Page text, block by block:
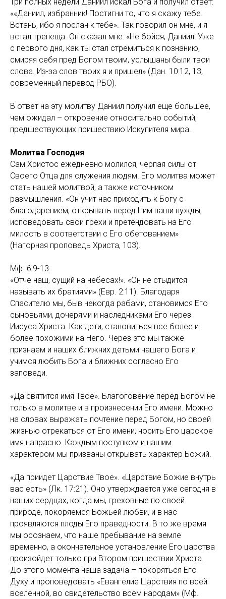
Три полных недели Даниил искал Бога и получил ответ:
««Даниил, избранник! Постигни то, что я скажу тебе.
Встань, ибо я послан к тебе». Так говорил он мне, и я
встал трепеща. Он сказал мне: «Не бойся, Даниил! Уже
с первого дня, как ты стал стремиться к познанию,
смиряя себя пред Богом твоим, услышаны были твои
слова. Из-за слов твоих я и пришел» (Дан. 10:12, 13,
современный перевод РБО).
В ответ на эту молитву Даниил получил еще большее,
чем ожидал – откровение относительно событий,
предшествующих пришествию Искупителя мира.
Молитва Господня
Сам Христос ежедневно молился, черпая силы от
Своего Отца для служения людям. Его молитва может
стать нашей молитвой, а также источником
размышления. «Он учит нас приходить к Богу с
благодарением, открывать перед Ним наши нужды,
исповедовать свои грехи и претендовать на Его
милость в соответствии с Его обетованием»
(Нагорная проповедь Христа, 103).
Мф. 6:9-13:
«Отче наш, сущий на небесах!». «Он не стыдится
называть их братиями» (Евр. 2:11). Благодаря
Спасителю мы, быв некогда рабами, становимся Его
сыновьями, дочерями и наследниками Его через
Иисуса Христа. Как дети, становиться все более и
более похожими на Него. Через это мы также
признаем и наших ближних детьми нашего Бога и
учимся любить Бога и ближних согласно Его
заповеди.
«Да святится имя Твоё». Благоговение перед Богом не
только в молитве и в произнесении Его имени. Можно
на словах выражать почтение перед Богом, но своей
жизнью отрекаться от Его имени, носить Его царское
имя напрасно. Каждым поступком и нашим
характером мы призваны открывать характер Божий.
«Да приидет Царствие Твое». «Царствие Божие внутрь
вас есть» (Лк. 17:21). Оно утверждается уже сегодня в
наших сердцах, когда мы, греховные по своей
природе, покоряемся Божьей любви, и в нас
проявляются плоды Его праведности. В то же время
мы осознаем, что наше пребывание на земле
временно, а окончательное установление Его царства
произойдет только при Втором пришествии Христа.
До этого момента наша задача – покоряться Его
Духу и проповедовать «Евангелие Царствия по всей
вселенной, во свидетельство всем народам» (Мф.